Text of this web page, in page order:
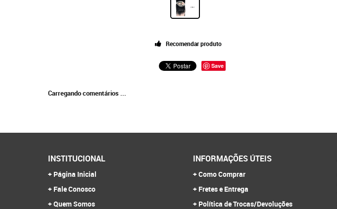
Recomendar produto
Save
Carregando comentários ...
INSTITUCIONAL
Página Inicial
Fale Conosco
Quem Somos
INFORMAÇÕES ÚTEIS
Como Comprar
Fretes e Entrega
Política de Trocas/Devoluções